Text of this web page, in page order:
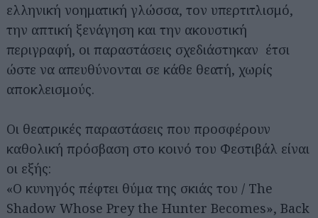
ελληνική νοηματική γλώσσα, τον υπερτιτλισμό,
την απτική ξενάγηση και την ακουστική
περιγραφή, οι παραστάσεις σχεδιάστηκαν έτσι
ώστε να απευθύνονται σε κάθε θεατή, χωρίς
αποκλεισμούς.
Οι θεατρικές παραστάσεις που προσφέρουν
καθολική πρόσβαση στο κοινό του Φεστιβάλ είναι
οι εξής:
«Ο κυνηγός πέφτει θύμα της σκιάς του / The
Shadow Whose Prey the Hunter Becomes», Back